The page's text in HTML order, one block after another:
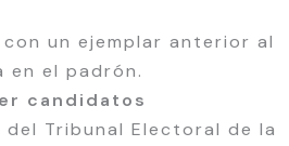
un ejemplar anterior al
en el padrón.
candidatos
Tribunal Electoral de la